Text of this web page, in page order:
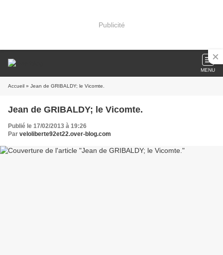
Publicité
MENU
Accueil » Jean de GRIBALDY; le Vicomte.
Jean de GRIBALDY; le Vicomte.
Publié le 17/02/2013 à 19:26
Par veloliberte92et22.over-blog.com